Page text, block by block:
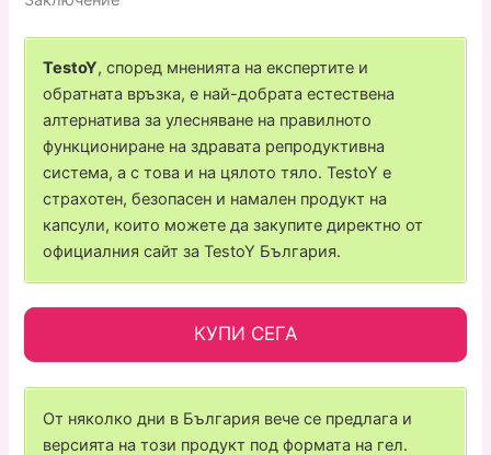
TestoY, според мненията на експертите и
обратната връзка, е най-добрата естествена
алтернатива за улесняване на правилното
функциониране на здравата репродуктивна
система, а с това и на цялото тяло. TestoY е
страхотен, безопасен и намален продукт на
капсули, които можете да закупите директно от
официалния сайт за TestoY България.
КУПИ СЕГА
От няколко дни в България вече се предлага и
версията на този продукт под формата на гел.